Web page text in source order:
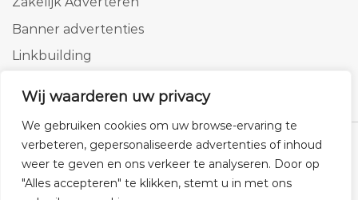
Wij waarderen uw privacy
We gebruiken cookies om uw browse-ervaring te
verbeteren, gepersonaliseerde advertenties of inhoud
weer te geven en ons verkeer te analyseren. Door op
"Alles accepteren" te klikken, stemt u in met ons
Banner advertenties
Linkbuilding
Klantenservice Cookies Privacybeleid Disclaimer